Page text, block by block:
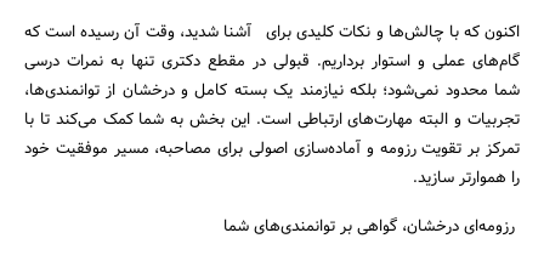
اکنون که با چالش‌ها و نکات کلیدی برای آشنا شدید، وقت آن رسیده است که
گام‌های عملی و استوار برداریم. قبولی در مقطع دکتری تنها به نمرات درسی
شما محدود نمی‌شود؛ بلکه نیازمند یک بسته کامل و درخشان از توانمندی‌ها،
تجربیات و البته مهارت‌های ارتباطی است. این بخش به شما کمک می‌کند تا با
تمرکز بر تقویت رزومه و آماده‌سازی اصولی برای مصاحبه، مسیر موفقیت خود
را هموارتر سازید.
رزومه‌ای درخشان، گواهی بر توانمندی‌های شما